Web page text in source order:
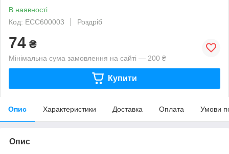
В наявності
Код: ECC600003
Роздріб
74 ₴
Мінімальна сума замовлення на сайті — 200 ₴
Купити
Опис Характеристики Доставка Оплата Умови
Опис